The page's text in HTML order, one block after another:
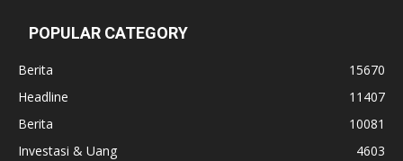
POPULAR CATEGORY
Berita
15670
Headline
11407
Berita
10081
Investasi & Uang
4603